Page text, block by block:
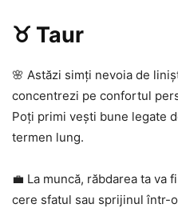
♉ Taur
🌸 Astăzi simți nevoia de
concentrezi pe confortul
Poți primi vești bune legate
termen lung.
💼 La muncă, răbdarea ta va
cere sfatul sau sprijinul într-